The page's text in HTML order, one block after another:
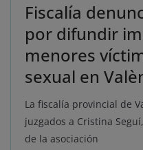
Fiscalía
por difundir
menores
sexual en
La fiscalía provincial de
juzgados a Cristina
de la asociación